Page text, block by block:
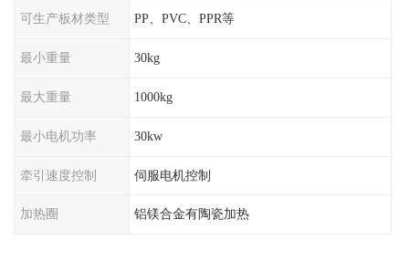
可生产板材类型 PP、PVC、PPR等
最小重量 30kg
最大重量 1000kg
最小电机功率 30kw
牵引速度控制 伺服电机控制
加热圈 铝镁合金有陶瓷加热